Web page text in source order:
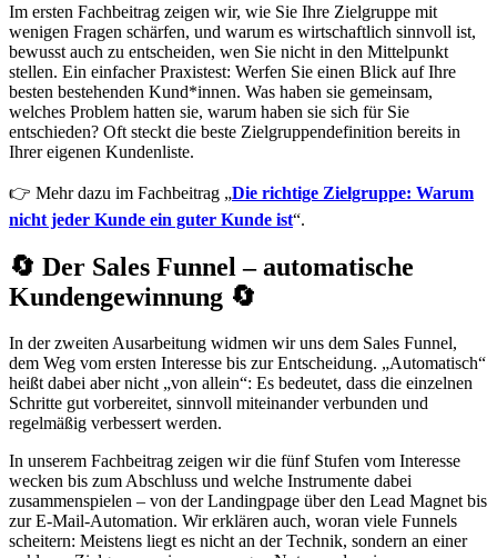
Im ersten Fachbeitrag zeigen wir, wie Sie Ihre Zielgruppe mit
wenigen Fragen schärfen, und warum es wirtschaftlich sinnvoll ist,
bewusst auch zu entscheiden, wen Sie nicht in den Mittelpunkt
stellen. Ein einfacher Praxistest: Werfen Sie einen Blick auf Ihre
besten bestehenden Kund*innen. Was haben sie gemeinsam,
welches Problem hatten sie, warum haben sie sich für Sie
entschieden? Oft steckt die beste Zielgruppendefinition bereits in
Ihrer eigenen Kundenliste.
👉 Mehr dazu im Fachbeitrag „Die richtige Zielgruppe: Warum
nicht jeder Kunde ein guter Kunde ist“.
🔄 Der Sales Funnel – automatische
Kundengewinnung 🔄
In der zweiten Ausarbeitung widmen wir uns dem Sales Funnel,
dem Weg vom ersten Interesse bis zur Entscheidung. „Automatisch“
heißt dabei aber nicht „von allein“: Es bedeutet, dass die einzelnen
Schritte gut vorbereitet, sinnvoll miteinander verbunden und
regelmäßig verbessert werden.
In unserem Fachbeitrag zeigen wir die fünf Stufen vom Interesse
wecken bis zum Abschluss und welche Instrumente dabei
zusammenspielen – von der Landingpage über den Lead Magnet bis
zur E-Mail-Automation. Wir erklären auch, woran viele Funnels
scheitern: Meistens liegt es nicht an der Technik, sondern an einer